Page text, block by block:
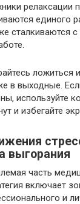
релаксации
единого
сталкиваются с
ложиться
в выходные.
используйте
и избегайте
выгорания
часть
включает
и